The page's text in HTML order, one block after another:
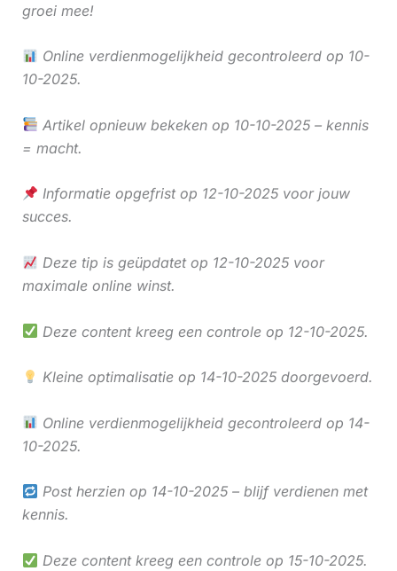
groei mee!
Online verdienmogelijkheid gecontroleerd op 10-
10-2025.
Artikel opnieuw bekeken op 10-10-2025 – kennis
= macht.
Informatie opgefrist op 12-10-2025 voor jouw
succes.
Deze tip is geüpdatet op 12-10-2025 voor
maximale online winst.
Deze content kreeg een controle op 12-10-2025.
Kleine optimalisatie op 14-10-2025 doorgevoerd.
Online verdienmogelijkheid gecontroleerd op 14-
10-2025.
Post herzien op 14-10-2025 – blijf verdienen met
kennis.
Deze content kreeg een controle op 15-10-2025.